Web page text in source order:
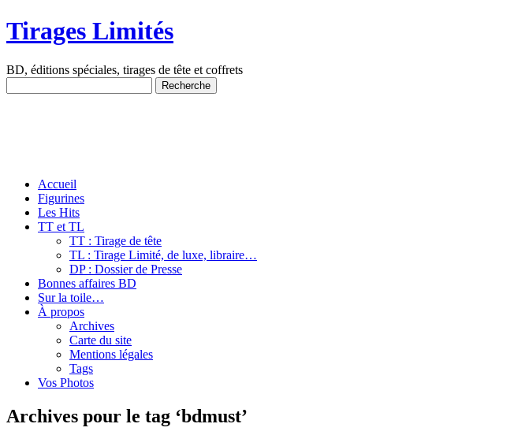
Tirages Limités
BD, éditions spéciales, tirages de tête et coffrets
Accueil
Figurines
Les Hits
TT et TL
TT : Tirage de tête
TL : Tirage Limité, de luxe, libraire…
DP : Dossier de Presse
Bonnes affaires BD
Sur la toile…
À propos
Archives
Carte du site
Mentions légales
Tags
Vos Photos
Archives pour le tag ‘bdmust’